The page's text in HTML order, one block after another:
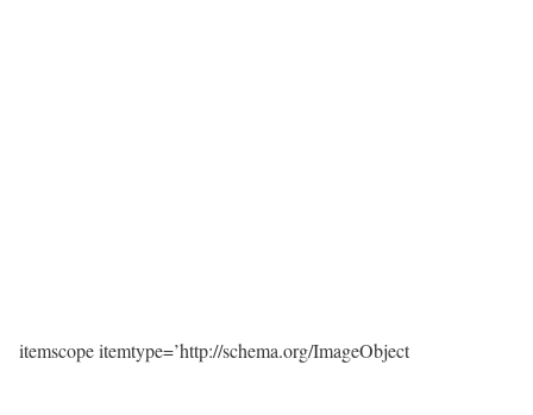
itemscope itemtype=’http://schema.org/ImageObject